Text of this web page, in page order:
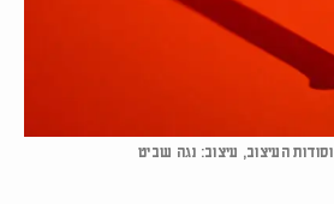
העיצוב, עיצוב: נגה שביט